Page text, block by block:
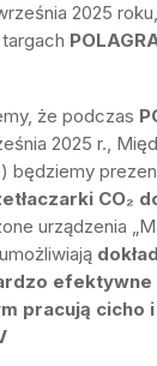
2025
że podczas
2025 r.,
będziemy
CO₂
urządzenia
efektywne
pracują cicho